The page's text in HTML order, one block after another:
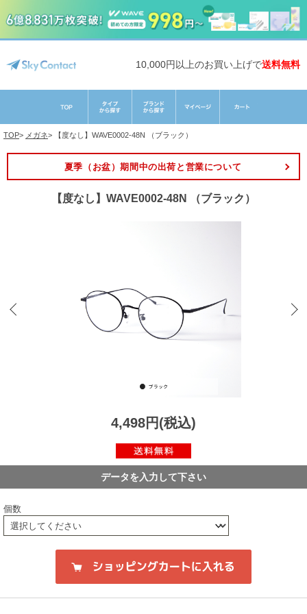
10,000円以上のお買い上げで送料無料
TOP> メガネ> 【度なし】WAVE0002-48N （ブラック）
夏季（お盆）期間中の出荷と営業について
【度なし】WAVE0002-48N （ブラック）
4,498円(税込)
データを入力して下さい
個数